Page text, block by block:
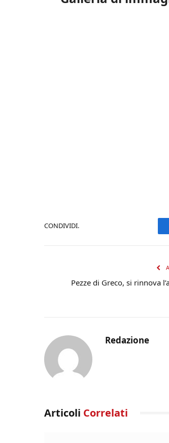
CONDIVIDI.
Pezze di Greco, si rinnova
Redazione
Articoli Correlati